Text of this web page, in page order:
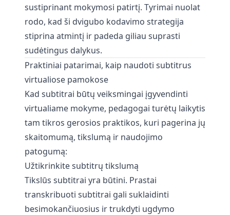
sustiprinant mokymosi patirtį. Tyrimai nuolat
rodo, kad ši dvigubo kodavimo strategija
stiprina atmintį ir padeda giliau suprasti
sudėtingus dalykus.
Praktiniai patarimai, kaip naudoti subtitrus
virtualiose pamokose
Kad subtitrai būtų veiksmingai įgyvendinti
virtualiame mokyme, pedagogai turėtų laikytis
tam tikros gerosios praktikos, kuri pagerina jų
skaitomumą, tikslumą ir naudojimo
patogumą:
Užtikrinkite subtitrų tikslumą
Tikslūs subtitrai yra būtini. Prastai
transkribuoti subtitrai gali suklaidinti
besimokančiuosius ir trukdyti ugdymo